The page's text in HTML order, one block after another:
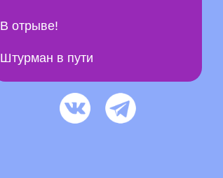
В отрыве!
Штурман в пути